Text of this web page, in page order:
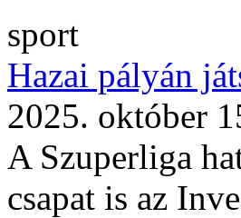
sport
Hazai pályán
2025. október
A Szuperliga
csapat is az